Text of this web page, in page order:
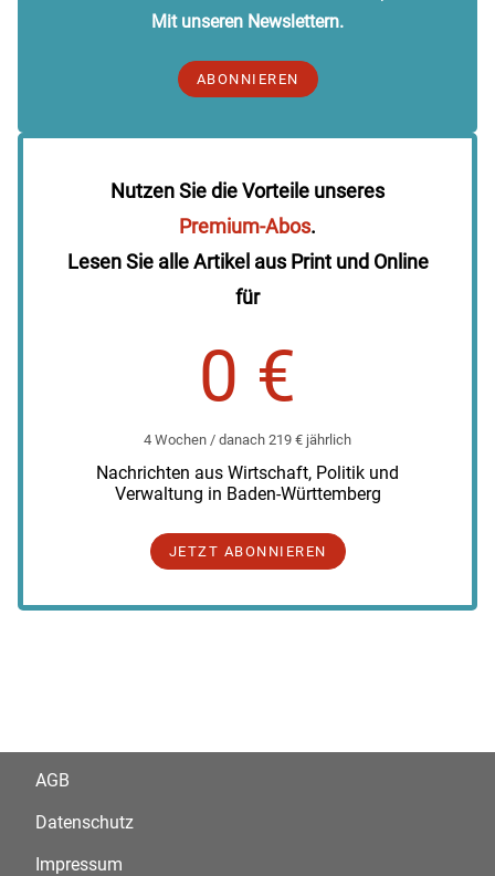
Mit unseren Newslettern.
ABONNIEREN
Nutzen Sie die Vorteile unseres
Premium-Abos.
Lesen Sie alle Artikel aus Print und Online
für
0 €
4 Wochen / danach 219 € jährlich
Nachrichten aus Wirtschaft, Politik und
Verwaltung in Baden-Württemberg
JETZT ABONNIEREN
AGB
Datenschutz
Impressum